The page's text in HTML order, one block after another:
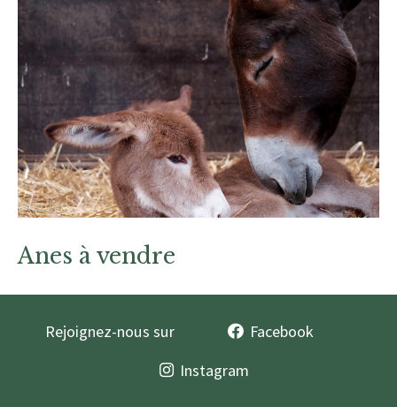
Anes à vendre
Rejoignez-nous sur
Facebook
Instagram